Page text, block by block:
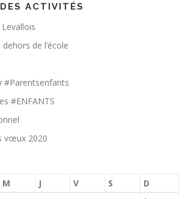
ACTIVITÉS
de l’école
#Parentsenfants
#ENFANTS
vœux 2020
M J V S D